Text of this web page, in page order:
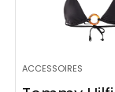
ACCESSOIRES